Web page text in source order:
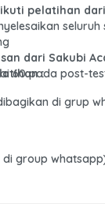
pelatihan dari
dari Sakubi
60 pada post-
:
di grup
di group